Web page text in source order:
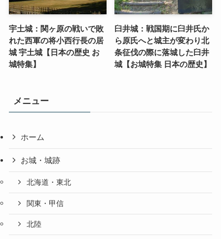
宇土城：関ヶ原の戦いで敗
れた西軍の将小西行長の居
城 宇土城【日本の歴史 お
城特集】
臼井城：戦国期に臼井氏か
ら原氏へと城主が変わり北
条征伐の際に落城した臼井
城【お城特集 日本の歴史】
メニュー
ホーム
お城・城跡
北海道・東北
関東・甲信
北陸